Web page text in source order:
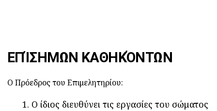
ΕΠΊΣΗΜΩΝ ΚΑΘΗΚΌΝΤΩΝ
Ο Πρόεδρος του Επιμελητηρίου:
Ο ίδιος διευθύνει τις εργασίες του σώματος